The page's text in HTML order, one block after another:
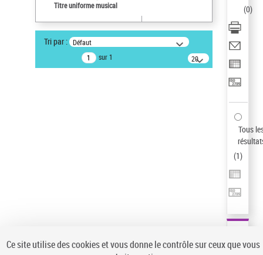
AFFINER
Type de notice d'autorité
Titre uniforme musical
Tri par : Défaut
sur 1
20
résultats/page
(0)
Tous
(1)
Ce site utilise des cookies et vous donne le contrôle sur ceux que vous